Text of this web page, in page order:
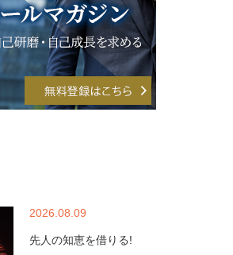
2026.08.09
先人の知恵を借りる!